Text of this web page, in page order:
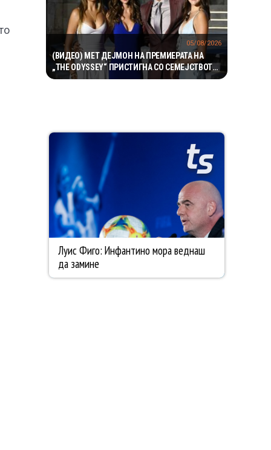
(ВИДЕО) МЕТ ДЕЈМОН НА ПРЕМИЕРАТА НА
„THE ODYSSEY“ ПРИСТИГНА СО СЕМЕЈСТВОТО
– НЕГОВИТЕ ЌЕРКИ ГИ УКРАДОА СИТЕ
05/08/2026